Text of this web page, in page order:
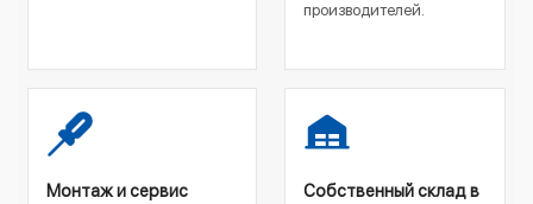
производителей.
Монтаж и сервис
Собственный склад в